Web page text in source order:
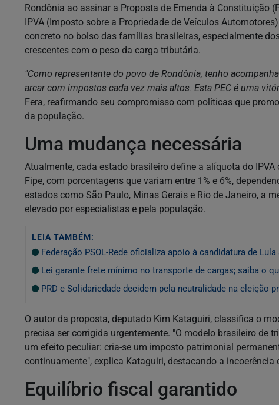
Rondônia ao assinar a Proposta de Emenda à Constituição
IPVA (Imposto sobre a Propriedade de Veículos
concreto no bolso das famílias brasileiras, especialmente
crescentes com o peso da carga tributária.
"Como representante do povo de Rondônia, tenho
arcar com impostos cada vez mais altos. Esta PEC é uma
Fera, reafirmando seu compromisso com políticas que
da população.
Uma mudança necessária
Atualmente, cada estado brasileiro define a alíquota do
Fipe, com porcentagens que variam entre 1% e 6%,
estados como São Paulo, Minas Gerais e Rio de Janeiro, a
elevado por especialistas e pela população.
LEIA TAMBÉM:
Federação PSOL-Rede oficializa apoio à candidatura de
Lei garante frete mínimo no transporte de cargas; saiba o
PRD e Solidariedade decidem pela neutralidade na eleição
O autor da proposta, deputado Kim Kataguiri, classifica o
precisa ser corrigida urgentemente. "O modelo brasileiro de
um efeito peculiar: cria-se um imposto patrimonial
continuamente", explica Kataguiri, destacando a incoerência
Equilíbrio fiscal garantido